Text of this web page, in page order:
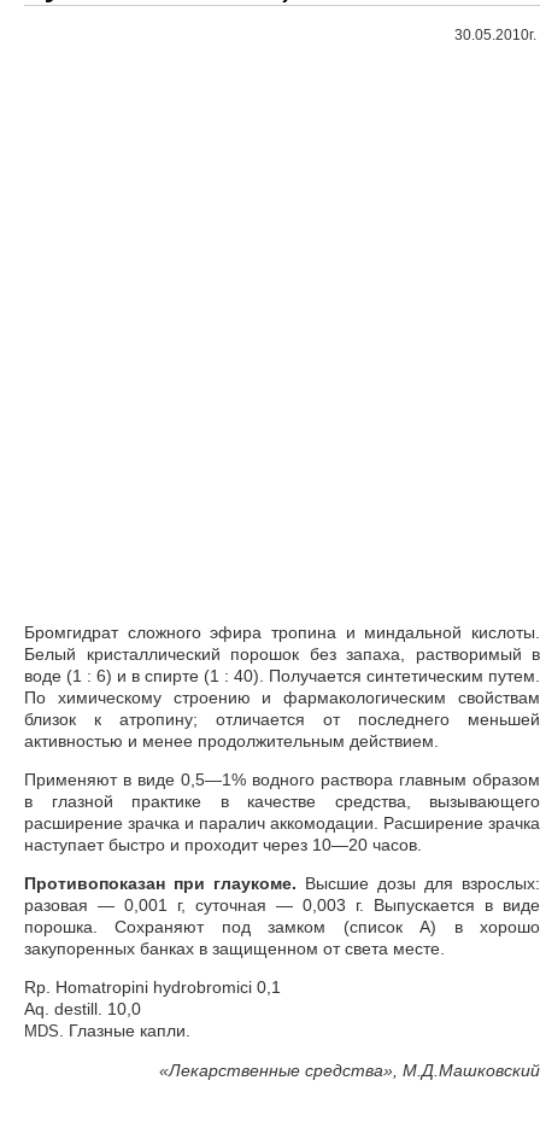
30.05.2010г.
Бромгидрат сложного эфира тропина и миндальной кислоты.
Белый кристаллический порошок без запаха, растворимый в
воде (1 : 6) и в спирте (1 : 40). Получается синтетическим путем.
По химическому строению и фармакологическим свойствам
близок к атропину; отличается от последнего меньшей
активностью и менее продолжительным действием.
Применяют в виде 0,5—1% водного раствора главным образом
в глазной практике в качестве средства, вызывающего
расширение зрачка и паралич аккомодации. Расширение зрачка
наступает быстро и проходит через 10—20 часов.
Противопоказан при глаукоме. Высшие дозы для взрослых:
разовая — 0,001 г, суточная — 0,003 г. Выпускается в виде
порошка. Сохраняют под замком (список А) в хорошо
закупоренных банках в защищенном от света месте.
Rp. Homatropini hydrobromici 0,1
Aq. destill. 10,0
MDS . Глазные капли.
«Лекарственные средства», М.Д.Машковский